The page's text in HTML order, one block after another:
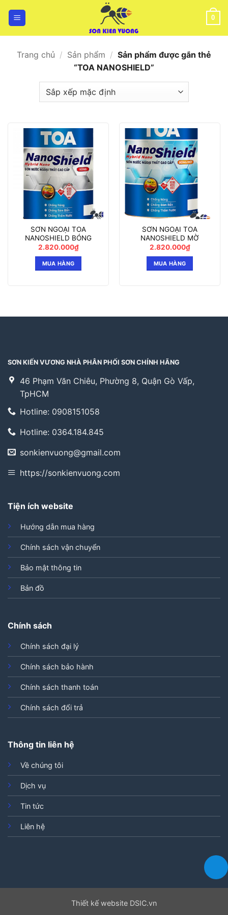
0
Trang chủ / Sản phẩm / Sản phẩm được gắn thẻ
“TOA NANOSHIELD”
SƠN NGOẠI TOA
NANOSHIELD BÓNG
2.820.000₫
MUA HÀNG
SƠN NGOẠI TOA
NANOSHIELD MỜ
2.820.000₫
MUA HÀNG
SƠN KIẾN VƯƠNG NHÀ PHÂN PHỐI SƠN CHÍNH HÃNG
46 Phạm Văn Chiêu, Phường 8, Quận Gò Vấp,
TpHCM
Hotline: 0908151058
Hotline: 0364.184.845
sonkienvuong@gmail.com
https://sonkienvuong.com
Tiện ích website
Hướng dẫn mua hàng
Chính sách vận chuyển
Bảo mật thông tin
Bản đồ
Chính sách
Chính sách đại lý
Chính sách bảo hành
Chính sách thanh toán
Chính sách đổi trả
Thông tin liên hệ
Về chúng tôi
Dịch vụ
Tin tức
Liên hệ
Thiết kế website DSIC.vn